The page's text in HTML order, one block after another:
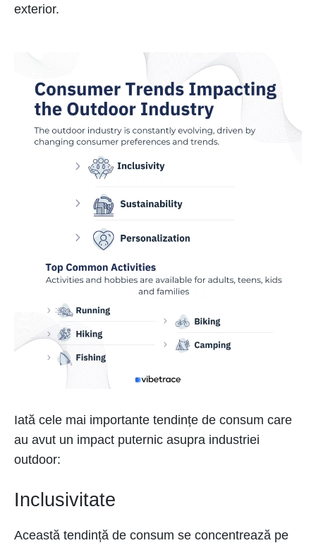
exterior.
Iată cele mai importante tendințe de consum care
au avut un impact puternic asupra industriei
outdoor:
Inclusivitate
Această tendință de consum se concentrează pe